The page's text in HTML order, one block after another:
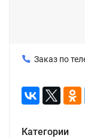
Заказ по
Категории